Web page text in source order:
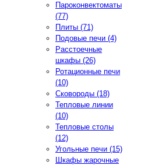
Пароконвектоматы
(77)
Плиты (71)
Подовые печи (4)
Расстоечные
шкафы (26)
Ротационные печи
(10)
Сковороды (18)
Тепловые линии
(10)
Тепловые столы
(12)
Угольные печи (15)
Шкафы жарочные